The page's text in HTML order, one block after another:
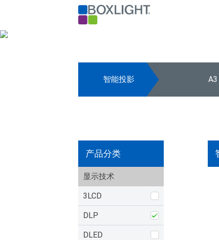
智能投影
产品分类
显示技术
3LCD
DLP
DLED